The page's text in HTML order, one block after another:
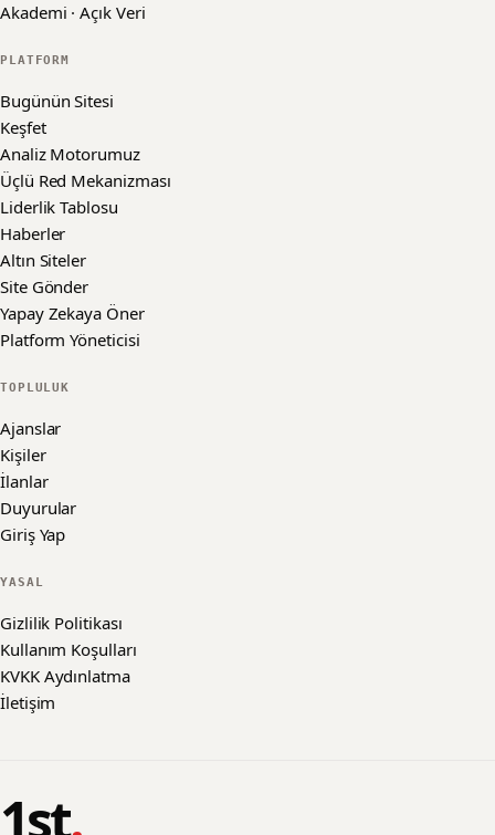
Akademi · Açık Veri
PLATFORM
Bugünün Sitesi
Keşfet
Analiz Motorumuz
Üçlü Red Mekanizması
Liderlik Tablosu
Haberler
Altın Siteler
Site Gönder
Yapay Zekaya Öner
Platform Yöneticisi
TOPLULUK
Ajanslar
Kişiler
İlanlar
Duyurular
Giriş Yap
YASAL
Gizlilik Politikası
Kullanım Koşulları
KVKK Aydınlatma
İletişim
1st.